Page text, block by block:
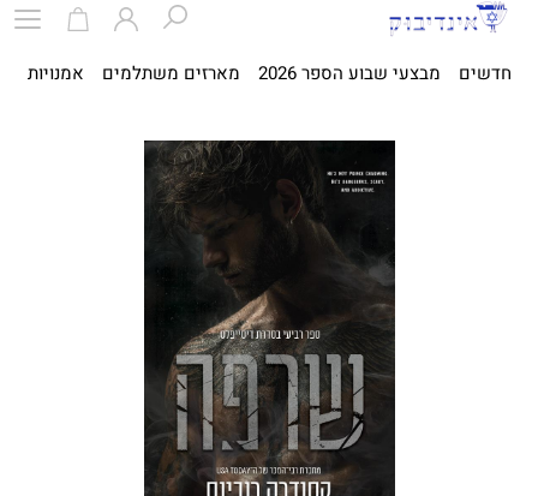
חדשים מבצעי שבוע הספר 2026 מארזים משתלמים אמנויות